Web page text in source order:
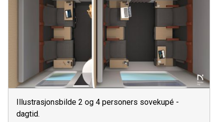
Illustrasjonsbilde 2 og 4 personers sovekupé -
dagtid.